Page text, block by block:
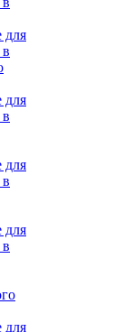
для
для
для
для
для